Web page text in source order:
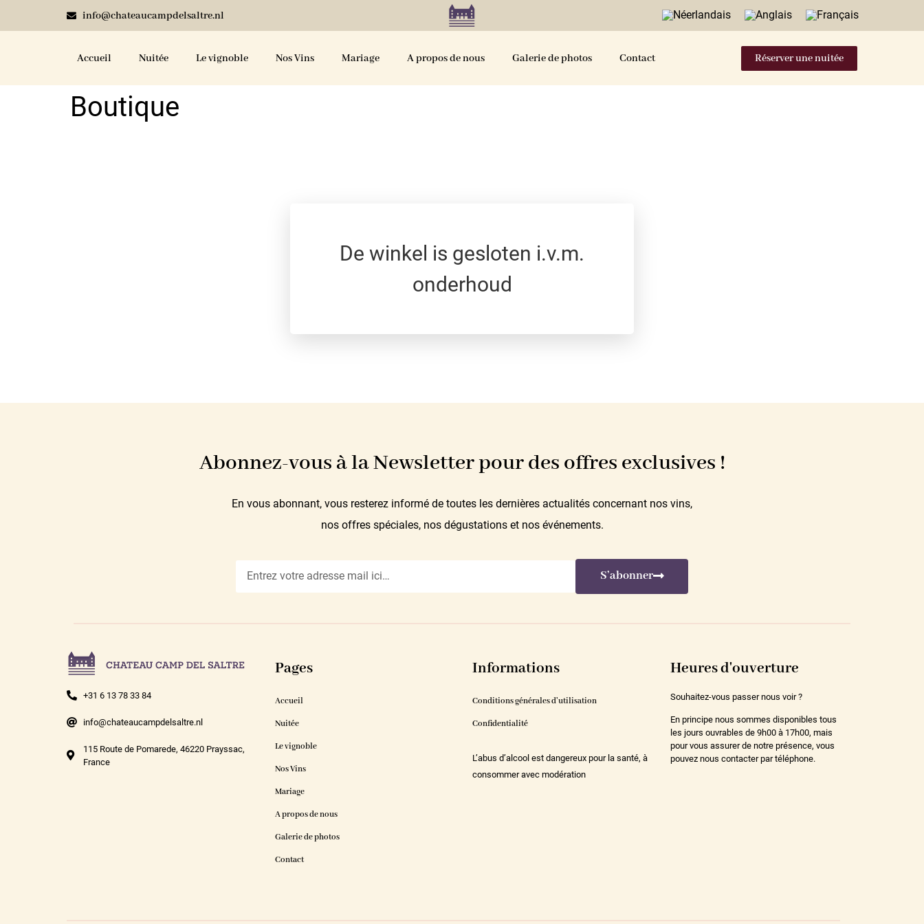
info@chateaucampdelsaltre.nl
Accueil Nuitée Le vignoble Nos Vins Mariage A propos de nous Galerie de photos Contact Réserver une nuitée
Boutique
De winkel is gesloten i.v.m.
onderhoud
Abonnez-vous à la Newsletter pour des offres exclusives !
En vous abonnant, vous resterez informé de toutes les dernières actualités concernant nos vins,
nos offres spéciales, nos dégustations et nos événements.
S’abonner
+31 6 13 78 33 84
info@chateaucampdelsaltre.nl
115 Route de Pomarede, 46220 Prayssac,
France
Pages
Accueil
Nuitée
Le vignoble
Nos Vins
Mariage
A propos de nous
Galerie de photos
Contact
Informations
Conditions générales d’utilisation
Confidentialité
L’abus d’alcool est dangereux pour la santé, à
consommer avec modération
Heures d'ouverture
Souhaitez-vous passer nous voir ?
En principe nous sommes disponibles tous
les jours ouvrables de 9h00 à 17h00, mais
pour vous assurer de notre présence, vous
pouvez nous contacter par téléphone.